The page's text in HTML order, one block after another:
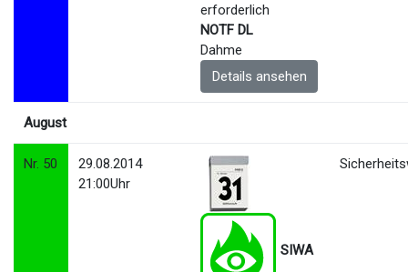
NOTF DL
Dahme
Details ansehen
August
Nr. 50
29.08.2014
21:00Uhr
SIWA